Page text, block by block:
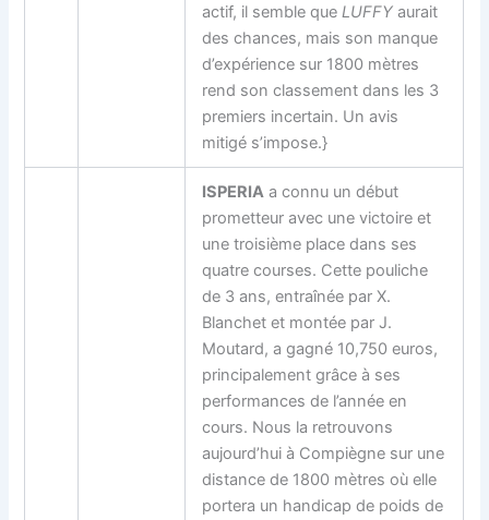
actif, il semble queLUFFY aurait
des chances, mais son manque
d’expérience sur 1800 mètres
rend son classement dans les 3
premiers incertain. Un avis
mitigé s’impose.}
ISPERIA a connu un début
prometteur avec une victoire et
une troisième place dans ses
quatre courses. Cette pouliche
de 3 ans, entraînée par X.
Blanchet et montée par J.
Moutard, a gagné 10,750 euros,
principalement grâce à ses
performances de l’année en
cours. Nous la retrouvons
aujourd’hui à Compiègne sur une
distance de 1800 mètres où elle
portera un handicap de poids de